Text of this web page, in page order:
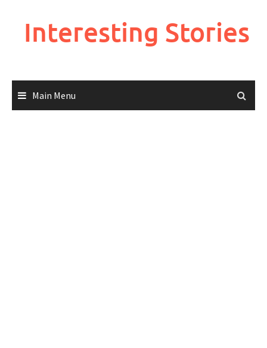
Interesting Stories
Main Menu